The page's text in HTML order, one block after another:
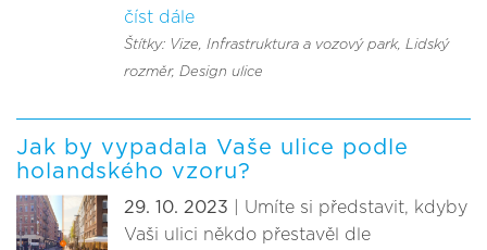
číst dále
Štítky: Vize, Infrastruktura a vozový park, Lidský
rozměr, Design ulice
Jak by vypadala Vaše ulice podle
holandského vzoru?
29. 10. 2023 | Umíte si představit, kdyby
Vaši ulici někdo přestavěl dle